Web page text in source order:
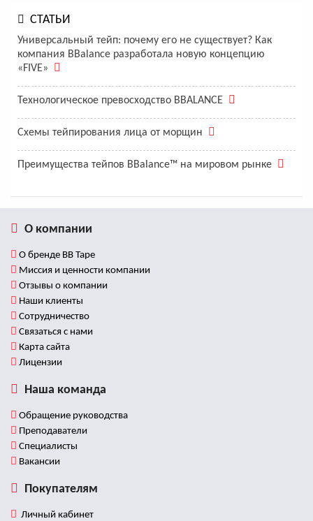
СТАТЬИ
Универсальный тейп: почему его не существует? Как
компания BBalance разработала новую концепцию
«FIVE»
Технологическое превосходство BBALANCE
Схемы тейпирования лица от морщин
Преимущества тейпов BBalance™ на мировом рынке
О компании
О бренде BB Tape
Миссия и ценности компании
Отзывы о компании
Наши клиенты
Сотрудничество
Связаться с нами
Карта сайта
Лицензии
Наша команда
Обращение руководства
Преподаватели
Специалисты
Вакансии
Покупателям
Личный кабинет